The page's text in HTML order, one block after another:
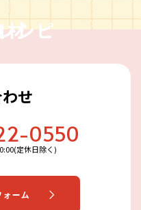
シピ
材
せ
0550
定休日除く)